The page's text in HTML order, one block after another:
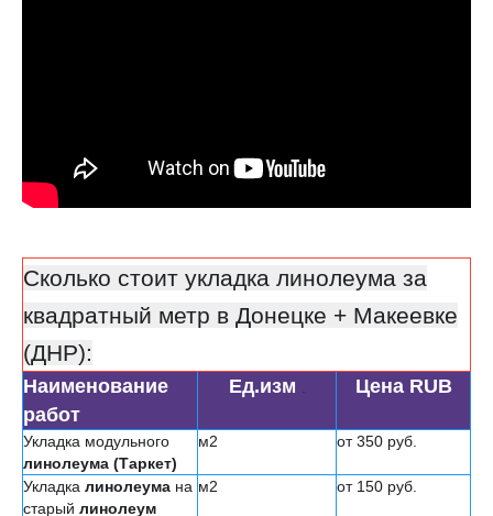
Сколько стоит укладка линолеума за
квадратный метр в Донецке + Макеевке
(ДНР):
Наименование
работ
Ед.изм . Цена RUB
Укладка модульного
линолеума (Таркет)
м2 от 350 руб.
Укладка линолеума на
старый линолеум
м2 от 150 руб.